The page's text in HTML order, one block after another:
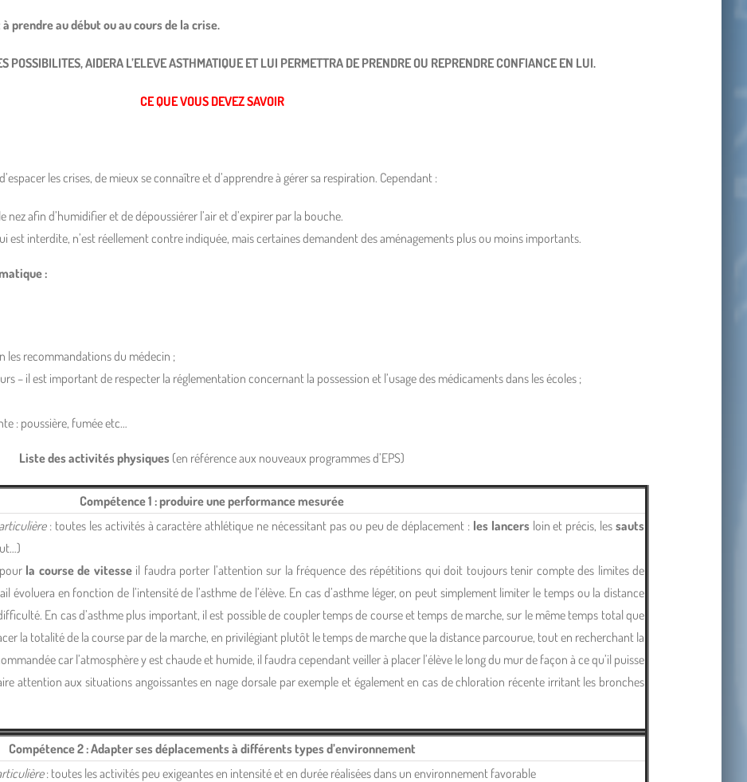
prendre au début ou au cours de la crise.
POSSIBILITES, AIDERA L’ELEVE ASTHMATIQUE ET LUI PERMETTRA DE PRENDRE OU REPRENDRE CONFIANCE EN LUI.
CE QUE VOUS DEVEZ SAVOIR
les crises, de mieux se connaître et d’apprendre à gérer sa respiration. Cependant :
nez afin d’humidifier et de dépoussiérer l’air et d’expirer par la bouche.
est interdite, n’est réellement contre indiquée, mais certaines demandent des aménagements plus ou moins importants.
:
les recommandations du médecin ;
– il est important de respecter la réglementation concernant la possession et l’usage des médicaments dans les écoles ;
: poussière, fumée etc…
Liste des activités physiques (en référence aux nouveaux programmes d’EPS)
Compétence 1 : produire une performance mesurée
: toutes les activités à caractère athlétique ne nécessitant pas ou peu de déplacement : les lancersloin et précis, lessauts
la course de vitesseil faudra porter l’attention sur la fréquence des répétitions qui doit toujours tenir compte des limites de
évoluera en fonction de l’intensité de l’asthme de l’élève. En cas d’asthme léger, on peut simplement limiter le temps ou la distance
En cas d’asthme plus important, il est possible de coupler temps de course et temps de marche, sur le même temps total que
la totalité de la course par de la marche, en privilégiant plutôt le temps de marche que la distance parcourue, tout en recherchant la
car l’atmosphère y est chaude et humide, il faudra cependant veiller à placer l’élève le long du mur de façon à ce qu’il puisse
attention aux situations angoissantes en nage dorsale par exemple et également en cas de chloration récente irritant les bronches
Compétence 2 : Adapter ses déplacements à différents types d’environnement
: toutes les activités peu exigeantes en intensité et en durée réalisées dans un environnement favorable